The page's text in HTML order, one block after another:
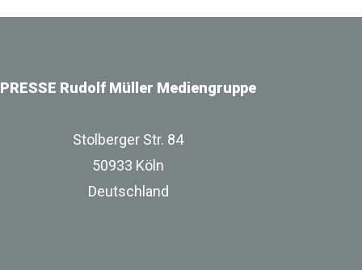
PRESSE Rudolf Müller Mediengruppe
Stolberger Str. 84
50933 Köln
Deutschland